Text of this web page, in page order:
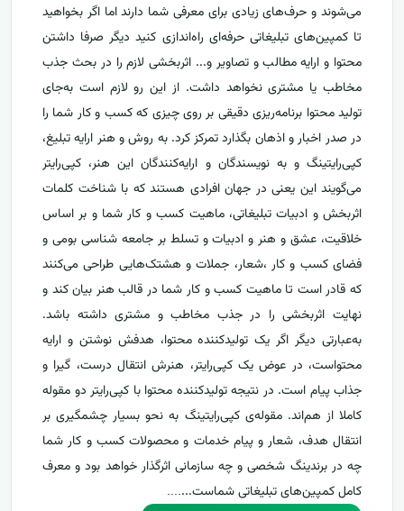
می‌شوند و حرف‌های زیادی برای معرفی شما دارند اما اگر بخواهید
تا کمپین‌های تبلیغاتی حرفه‌ای راه‌اندازی کنید دیگر صرفا داشتن
محتوا و ارایه مطالب و تصاویر و... اثربخشی لازم را در بحث جذب
مخاطب یا مشتری نخواهد داشت. از این رو لازم است به‌جای
تولید محتوا برنامه‌ریزی دقیقی بر روی چیزی که کسب و کار شما را
در صدر اخبار و اذهان بگذارد تمرکز کرد. به روش و هنر ارایه تبلیغ،
کپی‌رایتینگ و به نویسندگان و ارایه‌کنندگان این هنر، کپی‌رایتر
می‌گویند این یعنی در جهان افرادی هستند که با شناخت کلمات
اثربخش و ادبیات تبلیغاتی، ماهیت کسب و کار شما و بر اساس
خلاقیت، عشق و هنر و ادبیات و تسلط بر جامعه شناسی بومی و
فضای کسب و کار ،شعار، جملات و هشتک‌هایی طراحی می‌کنند
که قادر است تا ماهیت کسب و کار شما در قالب هنر بیان کند و
نهایت اثربخشی را در جذب مخاطب و مشتری داشته باشد.
به‌عبارتی دیگر اگر یک تولیدکننده محتوا، هدفش نوشتن و ارایه
محتواست، در عوض یک کپی‌رایتر، هنرش انتقال درست، گیرا و
جذاب پیام است. در نتیجه تولیدکننده محتوا با کپی‌رایتر دو مقوله
کاملا از هم‌اند. مقوله‌ی کپی‌رایتینگ به نحو بسیار چشمگیری بر
انتقال هدف، شعار و پیام خدمات و محصولات کسب و کار شما
چه در برندینگ شخصی و چه سازمانی اثرگذار خواهد بود و معرف
کامل کمپین‌های تبلیغاتی شماست...